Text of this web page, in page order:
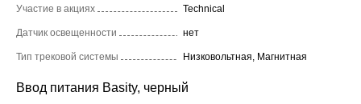
Участие в акциях Technical
Датчик освещенности нет
Тип трековой системы Низковольтная, Магнитная
Ввод питания Basity, черный